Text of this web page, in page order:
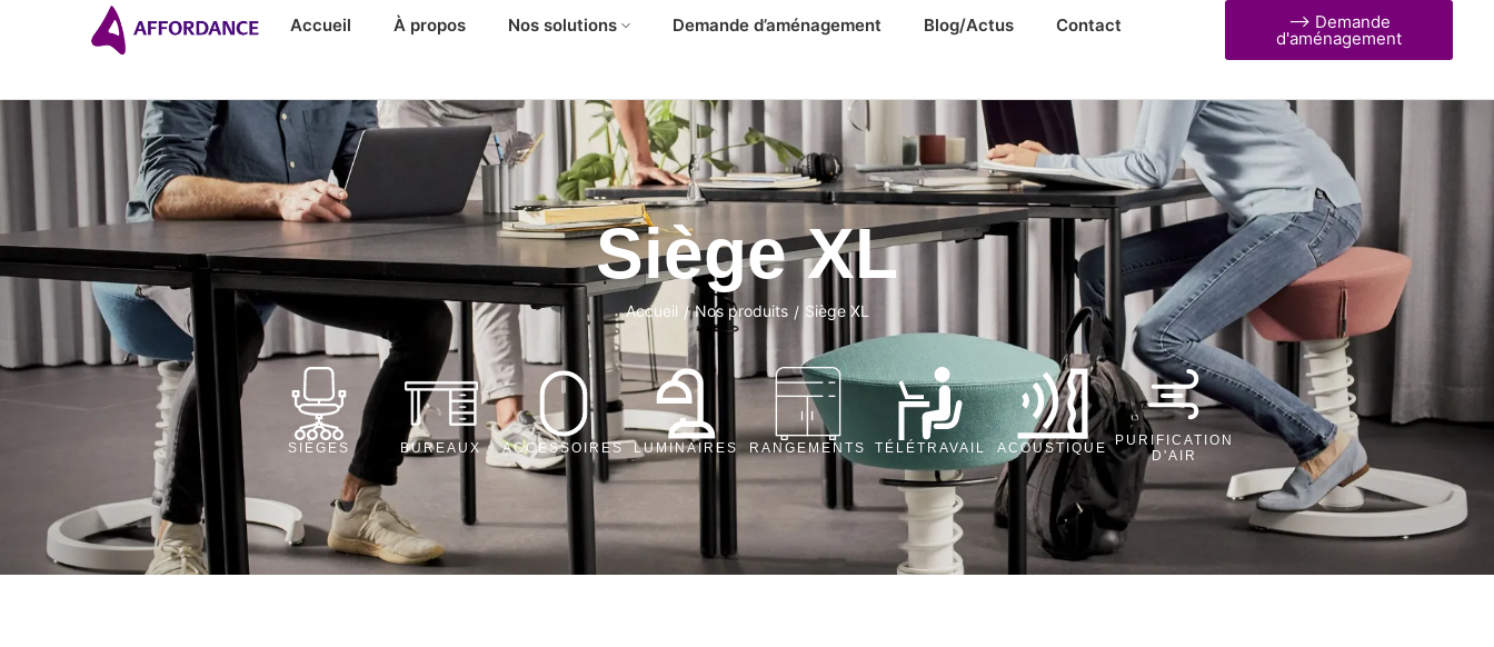
Accueil À propos Nos solutions Demande d’aménagement Blog/Actus Contact ⟶ Demande
d'aménagement
Siège XL
Accueil / Nos produits / Siège XL
SIÈGES BUREAUX ACCESSOIRES LUMINAIRES RANGEMENTS TÉLÉTRAVAIL ACOUSTIQUE PURIFICATION
D'AIR